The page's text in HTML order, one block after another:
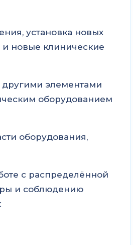
установка новых
новые клинические
другими элементами
оборудованием
оборудования,
с распределённой
и соблюдению